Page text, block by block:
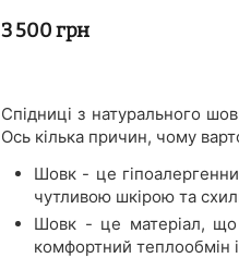
Спідниці з натурального
Ось кілька причин, чому
Шовк - це
чутливою шкірою та
Шовк - це матеріал, що
комфортний теплообмін
‍3 500‍грн